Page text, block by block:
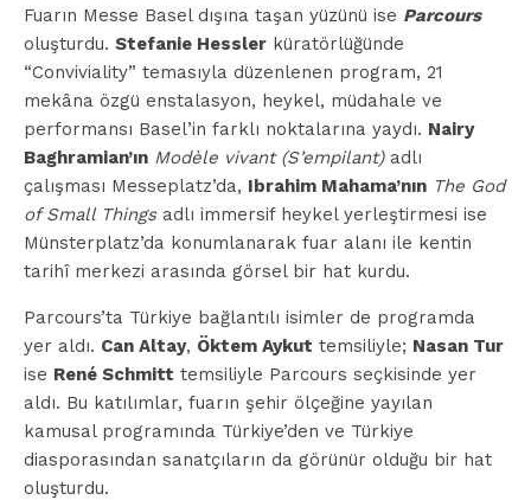
Fuarın Messe Basel dışına taşan yüzünü ise Parcours
oluşturdu. Stefanie Hessler küratörlüğünde
“Conviviality” temasıyla düzenlenen program, 21
mekâna özgü enstalasyon, heykel, müdahale ve
performansı Basel’in farklı noktalarına yaydı. Nairy
Baghramian’ın Modèle vivant (S’empilant)adlı
çalışması Messeplatz’da, Ibrahim Mahama’nın The God
of Small Thingsadlı immersif heykel yerleştirmesi ise
Münsterplatz’da konumlanarak fuar alanı ile kentin
tarihî merkezi arasında görsel bir hat kurdu.
Parcours’ta Türkiye bağlantılı isimler de programda
yer aldı. Can Altay, Öktem Aykut temsiliyle; Nasan Tur
ise René Schmitt temsiliyle Parcours seçkisinde yer
aldı. Bu katılımlar, fuarın şehir ölçeğine yayılan
kamusal programında Türkiye’den ve Türkiye
diasporasından sanatçıların da görünür olduğu bir hat
oluşturdu.